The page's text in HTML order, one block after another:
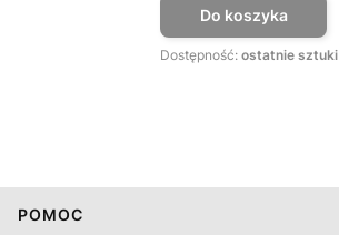
Do koszyka
Dostępność: ostatnie sztuki
Linki w stopce
POMOC